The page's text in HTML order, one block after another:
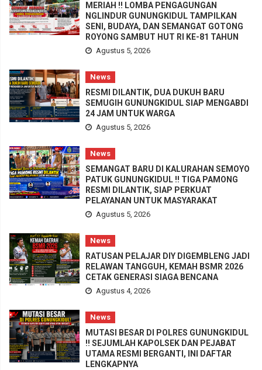
MERIAH !! LOMBA PENGAGUNGAN
NGLINDUR GUNUNGKIDUL TAMPILKAN
SENI, BUDAYA, DAN SEMANGAT GOTONG
ROYONG SAMBUT HUT RI KE-81 TAHUN
Agustus 5, 2026
News
RESMI DILANTIK, DUA DUKUH BARU
SEMUGIH GUNUNGKIDUL SIAP MENGABDI
24 JAM UNTUK WARGA
Agustus 5, 2026
News
SEMANGAT BARU DI KALURAHAN SEMOYO
PATUK GUNUNGKIDUL !! TIGA PAMONG
RESMI DILANTIK, SIAP PERKUAT
PELAYANAN UNTUK MASYARAKAT
Agustus 5, 2026
News
RATUSAN PELAJAR DIY DIGEMBLENG JADI
RELAWAN TANGGUH, KEMAH BSMR 2026
CETAK GENERASI SIAGA BENCANA
Agustus 4, 2026
News
MUTASI BESAR DI POLRES GUNUNGKIDUL
!! SEJUMLAH KAPOLSEK DAN PEJABAT
UTAMA RESMI BERGANTI, INI DAFTAR
LENGKAPNYA